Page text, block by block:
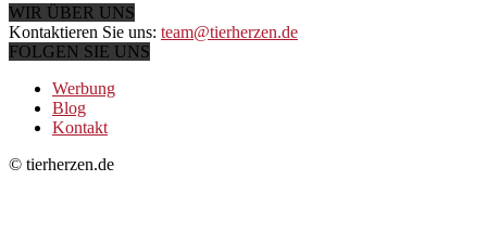
WIR ÜBER UNS
Kontaktieren Sie uns: team@tierherzen.de
FOLGEN SIE UNS
Werbung
Blog
Kontakt
© tierherzen.de